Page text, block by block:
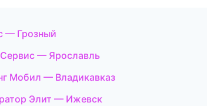
— Грозный
— Ярославль
Мобил — Владикавказ
Элит — Ижевск